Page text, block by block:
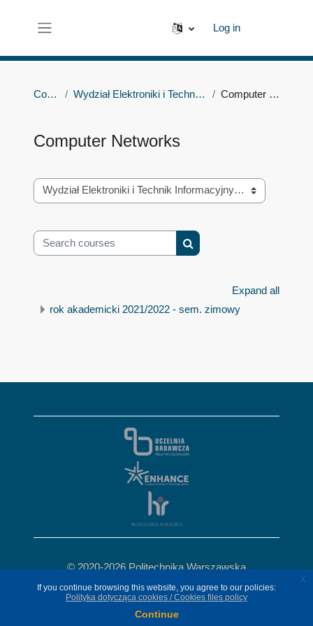
Log in
Courses Wydział Elektroniki i Technik Informacyjnych Computer Networks
Computer Networks
Course categories
Search courses
Search courses
Expand all
rok akademicki 2021/2022 - sem. zimowy
© 2020-2026 Politechnika Warszawska
Pl. Politechniki 1, 00-661 Warszawa
Deklaracja Dostępności
If you continue browsing this website, you agree to our policies:
Polityka dotycząca cookies / Cookies files policy
Continue
x
If you continue browsing this website, you agree to our policies:
Polityka dotycząca cookies / Cookies files policy
Continue
x